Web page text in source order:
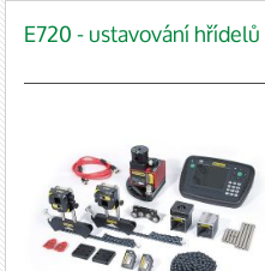
E720 - ustavování hřídelů